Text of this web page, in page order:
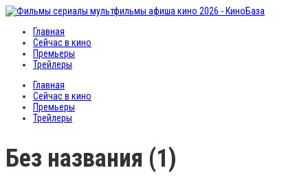
Главная
Сейчас в кино
Премьеры
Трейлеры
Главная
Сейчас в кино
Премьеры
Трейлеры
Без названия (1)